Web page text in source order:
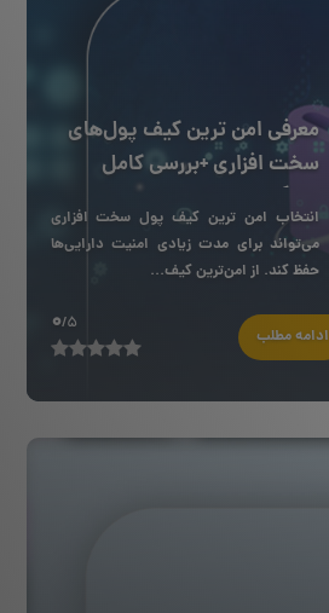
معرفی امن‌ ترین کیف پول‌های
سخت افزاری +بررسی کامل
انتخاب امن ترین کیف پول سخت افزاری
می‌تواند برای مدت زیادی امنیت دارایی‌ها
حفظ کند. از امن‌ترین کیف...
ادامه مطلب 0/5